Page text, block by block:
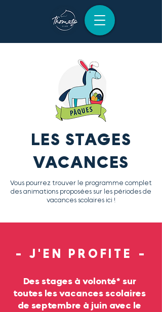
LES STAGES
VACANCES
Vous pourrez trouver le programme complet
des animations proposées sur les périodes de
vacances scolaires ici !
- J'EN PROFITE -
Des stages à volonté* sur
toutes les vacances scolaires
de septembre à juin avec le